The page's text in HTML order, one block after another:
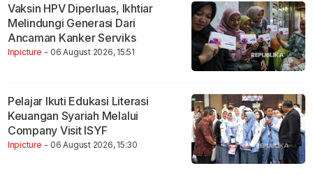
Vaksin HPV Diperluas, Ikhtiar
Melindungi Generasi Dari
Ancaman Kanker Serviks
Inpicture - 06 August 2026, 15:51
Pelajar Ikuti Edukasi Literasi
Keuangan Syariah Melalui
Company Visit ISYF
Inpicture - 06 August 2026, 15:30